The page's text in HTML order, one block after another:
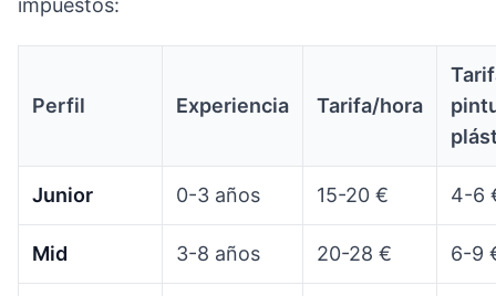
Perfil Experiencia Tarifa/hora
Junior 0-3 años 15-20 € 4-6
Mid 3-8 años 20-28 € 6-9